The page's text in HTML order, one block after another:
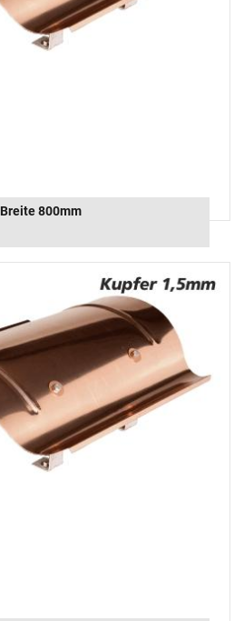
Breite 800mm